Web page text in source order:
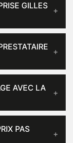
GILLES
AVEC LA
PAS